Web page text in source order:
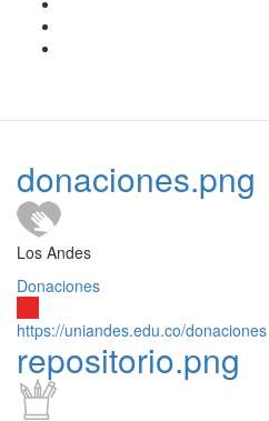
donaciones.png
Los Andes
Donaciones
https://uniandes.edu.co/donaciones
repositorio.png